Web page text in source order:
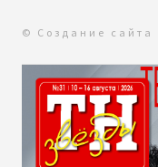
© Создание сайта